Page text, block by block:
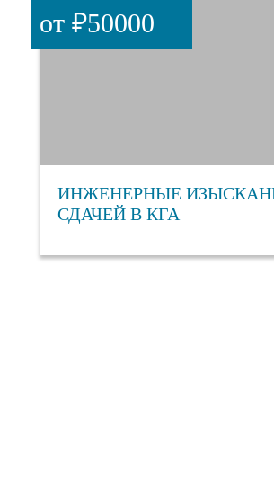
ИНЖЕНЕРНЫЕ
СДАЧЕЙ В КГА
от ₽50000